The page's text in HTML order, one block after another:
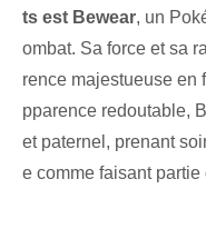
ts est Bewear, ⁢un⁤
ombat. Sa force et sa
rence majestueuse en
pparence redoutable,
et paternel, prenant
e comme faisant partie